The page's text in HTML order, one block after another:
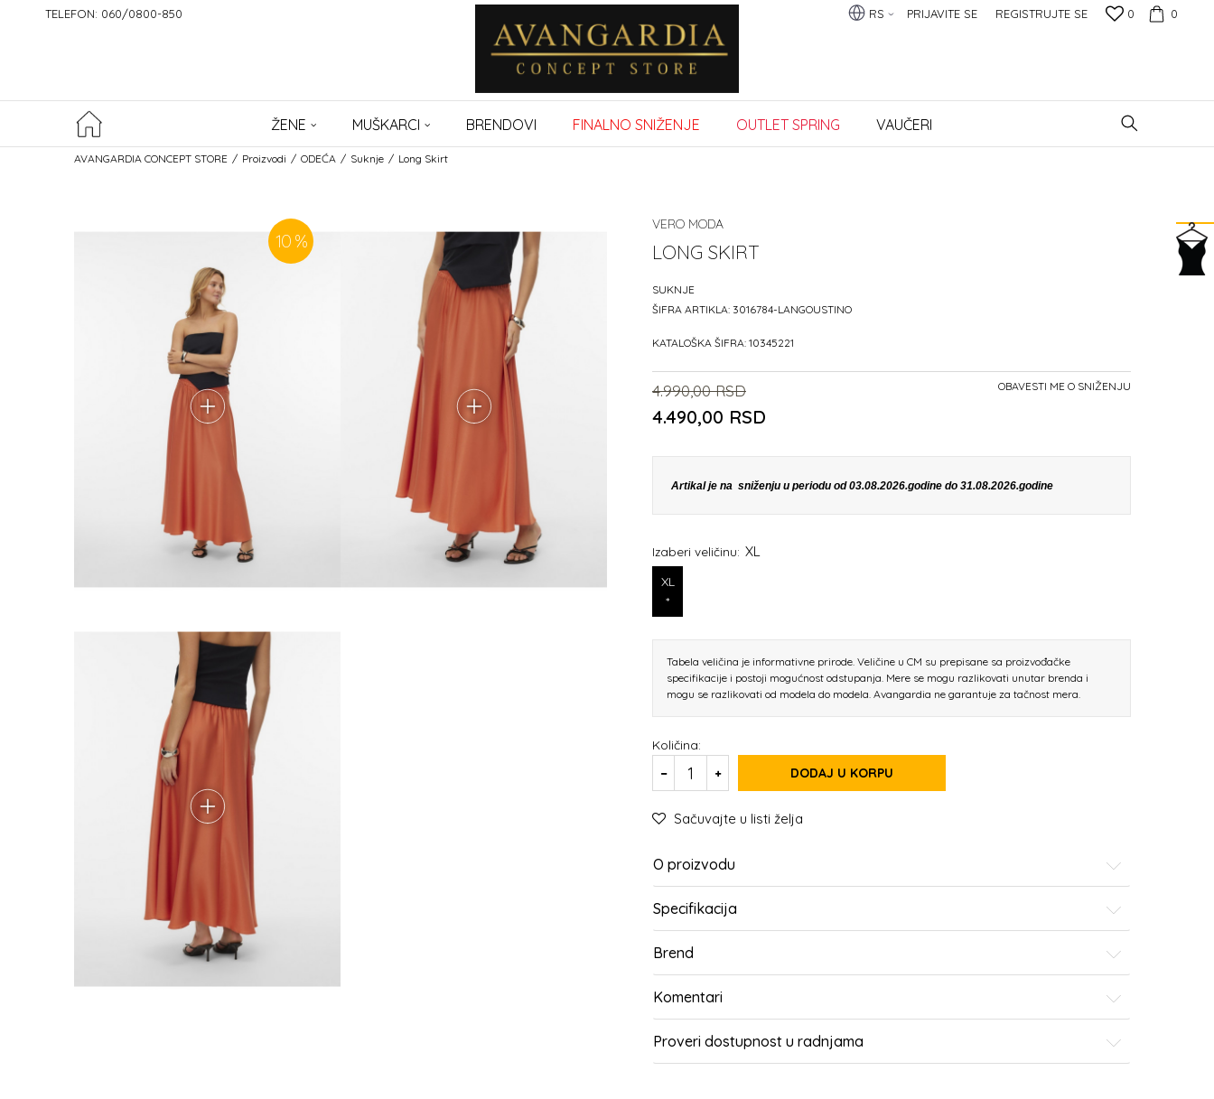
TELEFON: 060/0800-850 0
0
PRIJAVITE SE REGISTRUJTE SE
RS
ŽENE MUŠKARCI BRENDOVI FINALNO SNIŽENJE OUTLET SPRING VAUČERI
AVANGARDIA CONCEPT STORE Proizvodi ODEĆA Suknje Long Skirt
10 %
VERO MODA
LONG SKIRT
SUKNJE
ŠIFRA ARTIKLA: 3016784-LANGOUSTINO
KATALOŠKA ŠIFRA: 10345221
4.990,00 RSD
4.490,00 RSD
OBAVESTI ME O SNIŽENJU
Artikal je na sniženju u periodu od 03.08.2026.godine do 31.08.2026.godine
Izaberi veličinu: XL
XL
*
Tabela veličina je informativne prirode. Veličine u CM su prepisane sa proizvođačke
specifikacije i postoji mogućnost odstupanja. Mere se mogu razlikovati unutar brenda i
mogu se razlikovati od modela do modela. Avangardia ne garantuje za tačnost mera.
Količina:
DODAJ U KORPU
Sačuvajte u listi želja
O proizvodu
Specifikacija
Brend
Komentari
Proveri dostupnost u radnjama